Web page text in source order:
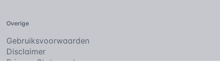
Overige
Gebruiksvoorwaarden
Disclaimer
Privacy Statement